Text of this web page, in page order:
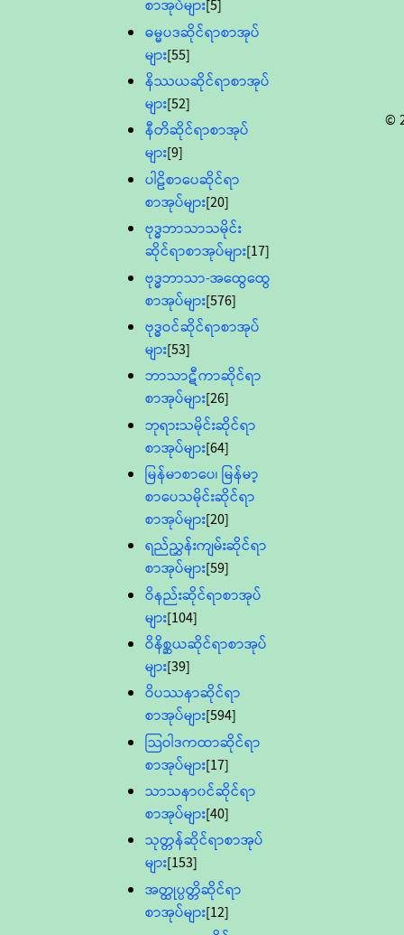
စာအုပ်များ[5]
ဓမ္မပဒဆိုင်ရာစာအုပ်
များ[55]
နိဿယဆိုင်ရာစာအုပ်
များ[52]
နီတိဆိုင်ရာစာအုပ်
များ[9]
ပါဠိစာပေဆိုင်ရာ
စာအုပ်များ[20]
ဗုဒ္ဓဘာသာသမိုင်း
ဆိုင်ရာစာအုပ်များ[17]
ဗုဒ္ဓဘာသာ-အထွေထွေ
စာအုပ်များ[576]
ဗုဒ္ဓဝင်ဆိုင်ရာစာအုပ်
များ[53]
ဘာသာဋီကာဆိုင်ရာ
စာအုပ်များ[26]
ဘုရားသမိုင်းဆိုင်ရာ
စာအုပ်များ[64]
မြန်မာစာပေ၊ မြန်မာ့
စာပေသမိုင်းဆိုင်ရာ
စာအုပ်များ[20]
ရည်ညွှန်းကျမ်းဆိုင်ရာ
စာအုပ်များ[59]
ဝိနည်းဆိုင်ရာစာအုပ်
များ[104]
ဝိနိစ္ဆယဆိုင်ရာစာအုပ်
များ[39]
ဝိပဿနာဆိုင်ရာ
စာအုပ်များ[594]
သြဝါဒကထာဆိုင်ရာ
စာအုပ်များ[17]
သာသနာ၀င်ဆိုင်ရာ
စာအုပ်များ[40]
သုတ္တန်ဆိုင်ရာစာအုပ်
များ[153]
အတ္ထုပ္ပတ္တိဆိုင်ရာ
စာအုပ်များ[12]
©